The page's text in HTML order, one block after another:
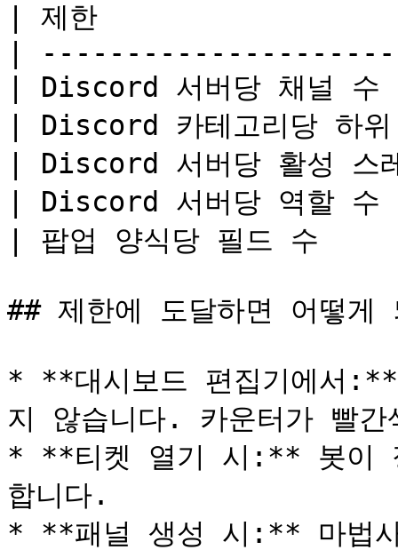
| 제한
|
| Discord 서버당 채
| Discord 카테고리당
| Discord 서버당 활성
| Discord 서버당 역
| 팝업 양식당 필드
## 제한에 도달하면 어떻게
* **대시보드 편집기에서
지 않습니다. 카운터가 빨간
* **티켓 열기 시:** 봇이
합니다.
* **패널 생성 시:** 마법사